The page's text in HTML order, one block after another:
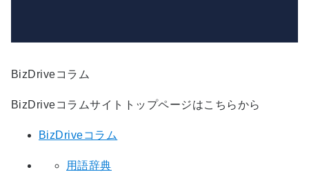
BizDriveコラム
BizDriveコラムサイトトップページはこちらから
BizDriveコラム
用語辞典